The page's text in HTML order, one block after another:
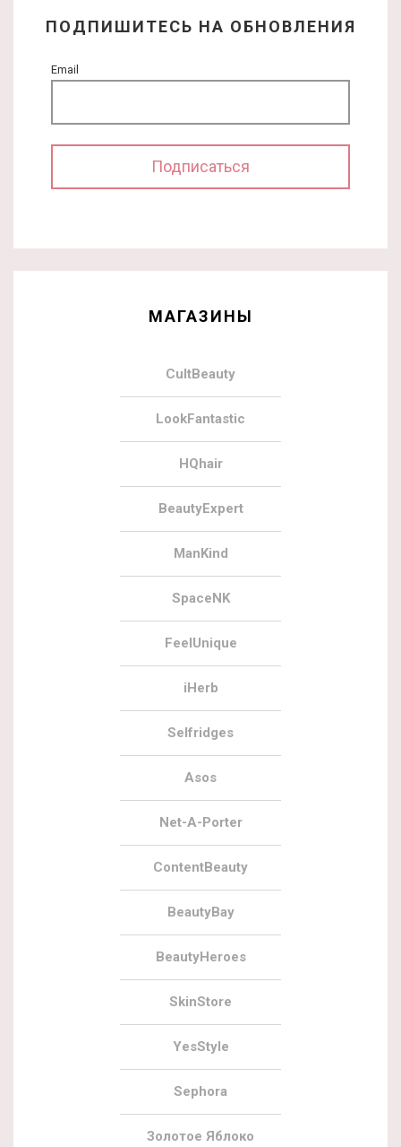
ПОДПИШИТЕСЬ НА ОБНОВЛЕНИЯ
Email
МАГАЗИНЫ
CultBeauty
LookFantastic
HQhair
BeautyExpert
ManKind
SpaceNK
FeelUnique
iHerb
Selfridges
Asos
Net-A-Porter
ContentBeauty
BeautyBay
BeautyHeroes
SkinStore
YesStyle
Sephora
Золотое Яблоко